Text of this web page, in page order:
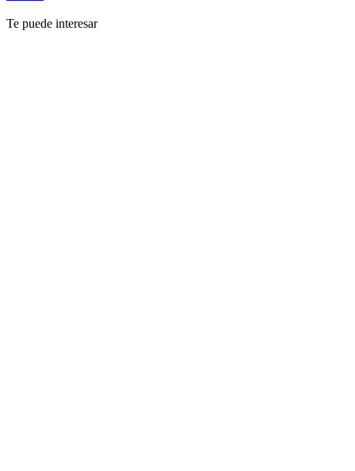
Te puede interesar